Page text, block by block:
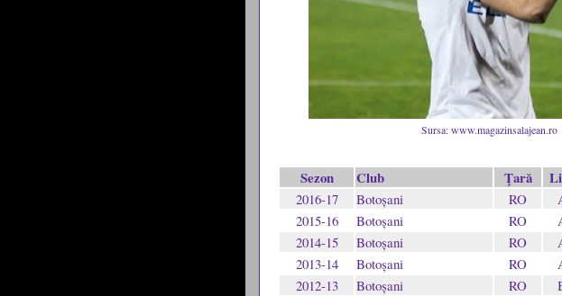
Sursa: www.magazinsalajean.ro
Sezon Club Ţară
2016-17 Botoșani RO
2015-16
Botoșani RO
2014-15
Botoșani RO
2013-14
Botoșani RO
2012-13
Botoșani RO